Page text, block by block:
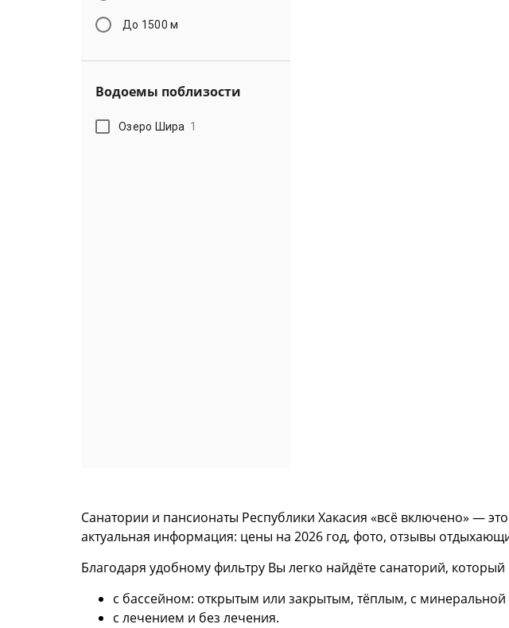
До 1500 м
Водоемы поблизости
Озеро Шира 1
Санатории и пансионаты Республики Хакасия «всё включено» —
актуальная информация: цены на 2026 год, фото, отзывы
Благодаря удобному фильтру Вы легко найдёте санаторий,
с бассейном: открытым или закрытым, тёплым, с
с лечением и без лечения.